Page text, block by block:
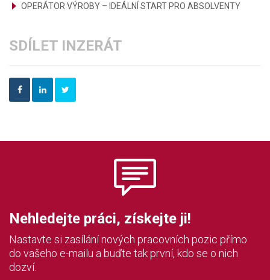
OPERÁTOR VÝROBY – IDEÁLNÍ START PRO ABSOLVENTY
SDÍLET INZERÁT
Nehledejte práci, získejte ji!
Nastavte si zasílání nových pracovních pozic přímo
do vašeho e-mailu a buďte tak první, kdo se o nich
dozví.